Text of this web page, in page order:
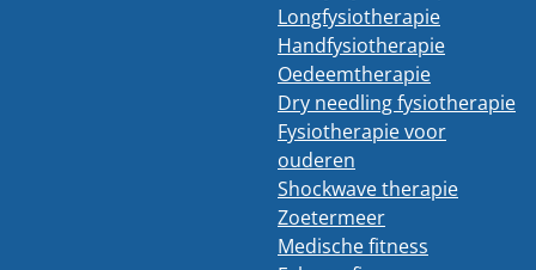
Longfysiotherapie
Handfysiotherapie
Oedeemtherapie
Dry needling fysiotherapie
Fysiotherapie voor
ouderen
Shockwave therapie
Zoetermeer
Medische fitness